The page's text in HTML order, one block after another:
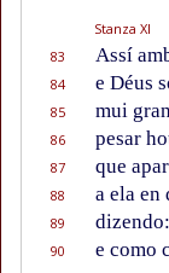
Stanza XI
83 Assí
84 e Déus
85 mui
86 pesar
87 que
88 a ela en
89
90 e como